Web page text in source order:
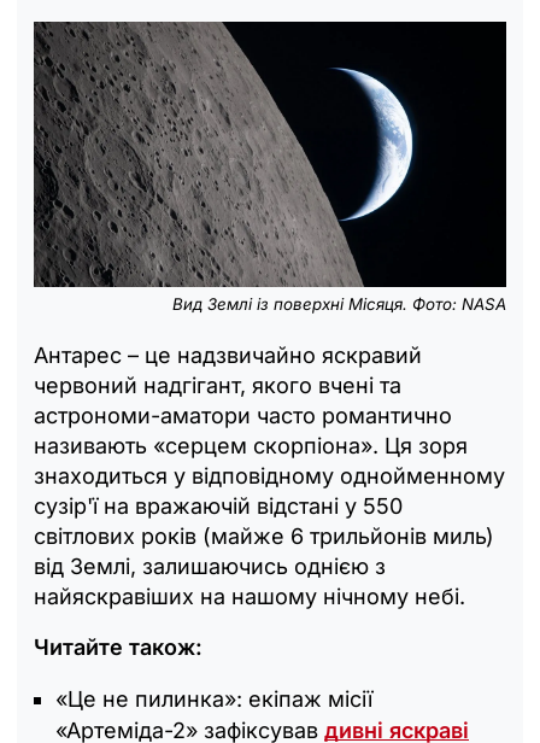
Вид Землі із поверхні Місяця. Фото: NASA
Антарес – це надзвичайно яскравий
червоний надгігант, якого вчені та
астрономи-аматори часто романтично
називають «серцем скорпіона». Ця зоря
знаходиться у відповідному однойменному
сузір'ї на вражаючій відстані у 550
світлових років (майже 6 трильйонів миль)
від Землі, залишаючись однією з
найяскравіших на нашому нічному небі.
Читайте також:
«Це не пилинка»: екіпаж місії
«Артеміда-2» зафіксував дивні яскраві